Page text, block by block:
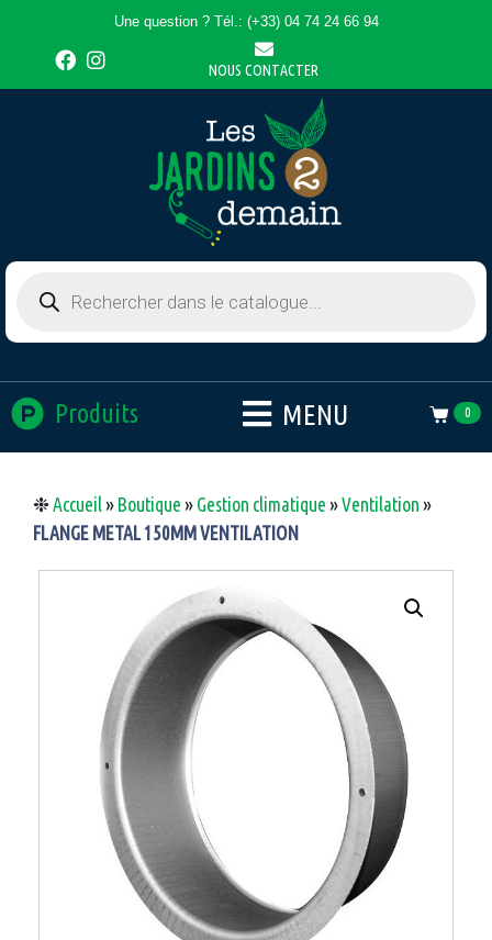
Une question ? Tél.: (+33) 04 74 24 66 94
NOUS CONTACTER
Produits MENU 0
❉Accueil » Boutique » Gestion climatique »Ventilation »
FLANGE METAL 150MM VENTILATION